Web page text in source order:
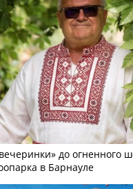
до огненного
в Барнауле